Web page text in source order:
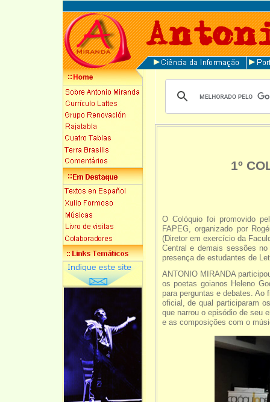
1º
O Colóquio foi promovido
FAPEG, organizado por
(Diretor em exercício da
Central e demais sessões
presença de estudantes de
ANTONIO MIRANDA
os poetas goianos Heleno
para perguntas e debates. Ao
oficial, de qual participaram
que narrou o episódio de seu
e as composições com o